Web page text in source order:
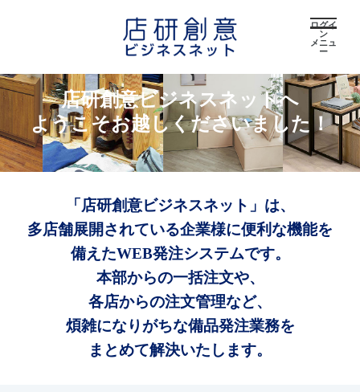
ログイ
ン
メニュ
ー
店研創意ビジネスネットへ
ようこそお越しくださいました！
「店研創意ビジネスネット」は、
多店舗展開されている企業様に便利な機能を
備えたWEB発注システムです。
本部からの一括注文や、
各店からの注文管理など、
煩雑になりがちな備品発注業務を
まとめて解決いたします。